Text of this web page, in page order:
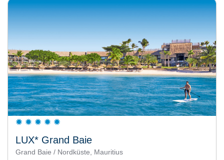
LUX* Grand Baie
Grand Baie / Nordküste, Mauritius